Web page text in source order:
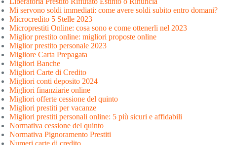
Mi servono soldi immediati: come avere soldi subito entro domani?
Microcredito 5 Stelle 2023
Microprestiti Online: cosa sono e come ottenerli nel 2023
Miglior prestito online: migliori proposte online
Miglior prestito personale 2023
Migliore Carta Prepagata
Migliori Banche
Migliori Carte di Credito
Migliori conti deposito 2024
Migliori finanziarie online
Migliori offerte cessione del quinto
Migliori prestiti per vacanze
Migliori prestiti personali online: 5 più sicuri e affidabili
Normativa cessione del quinto
Normativa Pignoramento Prestiti
Numeri carte di credito